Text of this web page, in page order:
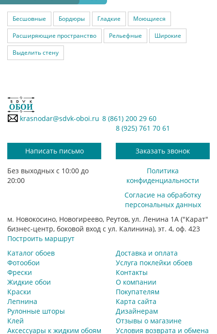
Бесшовные Бордюры Гладкие Моющиеся
Расширяющие пространство Рельефные Широкие
Выделить стену
krasnodar@sdvk-oboi.ru 8 (861) 200 29 60
8 (925) 761 70 61
Написать письмо Заказать звонок
Без выходных с 10:00 до
20:00
Политика
конфиденциальности
Согласие на обработку
персональных данных
м. Новокосино, Новогиреево, Реутов, ул. Ленина 1А ("Карат"
бизнес-центр, боковой вход с ул. Калинина), эт. 4, оф. 423
Построить маршрут
Каталог обоев
Фотообои
Фрески
Жидкие обои
Краски
Лепнина
Рулонные шторы
Клей
Аксессуары к жидким обоям
Доставка и оплата
Услуга поклейки обоев
Контакты
О компании
Покупателям
Карта сайта
Дизайнерам
Отзывы о магазине
Условия возврата и обмена